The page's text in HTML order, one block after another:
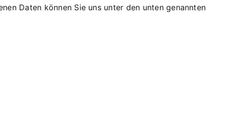
Daten können Sie uns unter den unten genannten